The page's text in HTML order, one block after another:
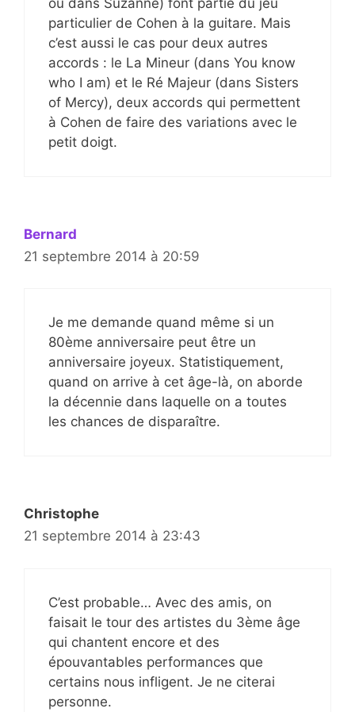
particulier de Cohen à la guitare. Mais
c’est aussi le cas pour deux autres
accords : le La Mineur (dans You know
who I am) et le Ré Majeur (dans Sisters
of Mercy), deux accords qui permettent
à Cohen de faire des variations avec le
petit doigt.
Bernard
21 septembre 2014 à 20:59
Je me demande quand même si un
80ème anniversaire peut être un
anniversaire joyeux. Statistiquement,
quand on arrive à cet âge-là, on aborde
la décennie dans laquelle on a toutes
les chances de disparaître.
Christophe
21 septembre 2014 à 23:43
C’est probable… Avec des amis, on
faisait le tour des artistes du 3ème âge
qui chantent encore et des
épouvantables performances que
certains nous infligent. Je ne citerai
personne.